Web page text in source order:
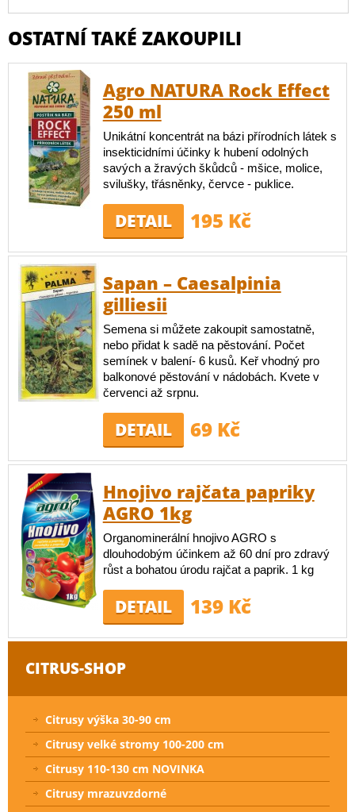
OSTATNÍ TAKÉ ZAKOUPILI
Agro NATURA Rock Effect
250 ml
Unikátní koncentrát na bázi přírodních látek s
insekticidními účinky k hubení odolných
savých a žravých škůdců - mšice, molice,
svilušky, třásněnky, červce - puklice.
DETAIL 195 Kč
Sapan – Caesalpinia
gilliesii
Semena si můžete zakoupit samostatně,
nebo přidat k sadě na pěstování. Počet
semínek v balení- 6 kusů. Keř vhodný pro
balkonové pěstování v nádobách. Kvete v
červenci až srpnu.
DETAIL 69 Kč
Hnojivo rajčata papriky
AGRO 1kg
Organominerální hnojivo AGRO s
dlouhodobým účinkem až 60 dní pro zdravý
růst a bohatou úrodu rajčat a paprik. 1 kg
DETAIL 139 Kč
CITRUS-SHOP
Citrusy výška 30-90 cm
Citrusy velké stromy 100-200 cm
Citrusy 110-130 cm NOVINKA
Citrusy mrazuvzdorné